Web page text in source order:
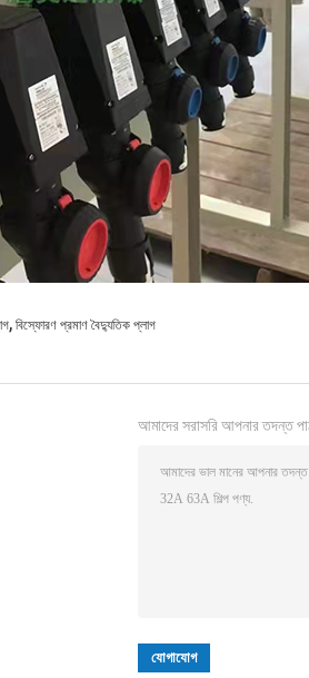
, বিস্ফোরণ প্রমাণ বৈদ্যুতিক প্লাগ
আমাদের সরাসরি আপনার তদন্ত